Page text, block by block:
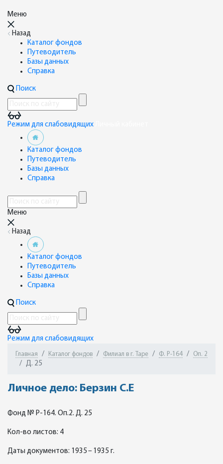
Меню
Назад
Каталог фондов
Путеводитель
Базы данных
Справка
Поиск
Режим для слабовидящих
Каталог фондов
Путеводитель
Базы данных
Справка
Меню
Назад
Каталог фондов
Путеводитель
Базы данных
Справка
Поиск
Режим для слабовидящих
Главная Каталог фондов Филиал в г. Таре Ф. Р-164 Оп. 2
Д. 25
Личное дело: Берзин С.Е
Фонд № Р-164. Оп.2. Д. 25
Кол-во листов: 4
Даты документов: 1935 – 1935 г.